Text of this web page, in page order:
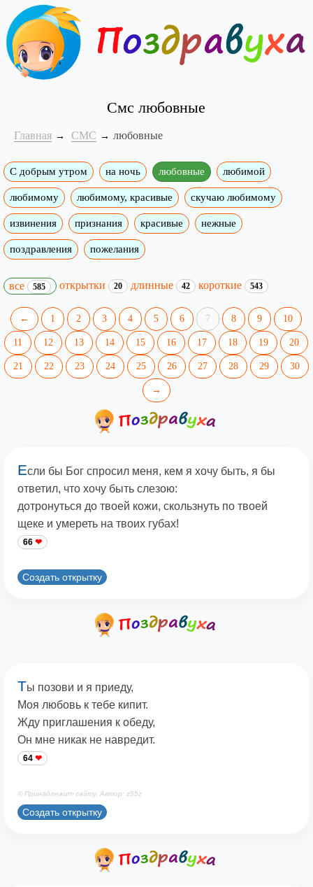
Смс любовные
Главная СМС любовные
С добрым утром на ночь любовные любимой
любимому любимому, красивые скучаю любимому
извинения признания красивые нежные
поздравления пожелания
все 585 открытки 20 длинные 42 короткие 543
← 1 2 3 4 5 6 7 8 9 10
11 12 13 14 15 16 17 18 19 20
21 22 23 24 25 26 27 28 29 30
→
Если бы Бог спросил меня, кем я хочу быть, я бы
ответил, что хочу быть слезою:
дотронуться до твоей кожи, скользнуть по твоей
щеке и умереть на твоих губах!
66
Создать открытку
Ты позови и я приеду,
Моя любовь к тебе кипит.
Жду приглашения к обеду,
Он мне никак не навредит.
64
© Принадлежит сайту. Автор: z55z
Создать открытку